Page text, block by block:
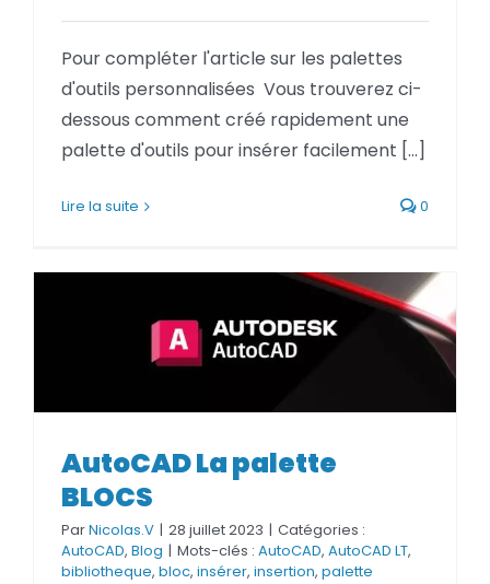
BLOG
SOCIETE
Rechercher:
Pour compléter l'article sur les palettes
d'outils personnalisées Vous trouverez ci-
dessous comment créé rapidement une
palette d'outils pour insérer facilement [...]
Lire la suite 0
AutoCAD La palette BLOCS
AutoCAD La palette
BLOCS
ParNicolas.V | 28 juillet 2023 | Catégories :
AutoCAD, Blog | Mots-clés : AutoCAD, AutoCAD LT,
bibliotheque, bloc, insérer, insertion, palette